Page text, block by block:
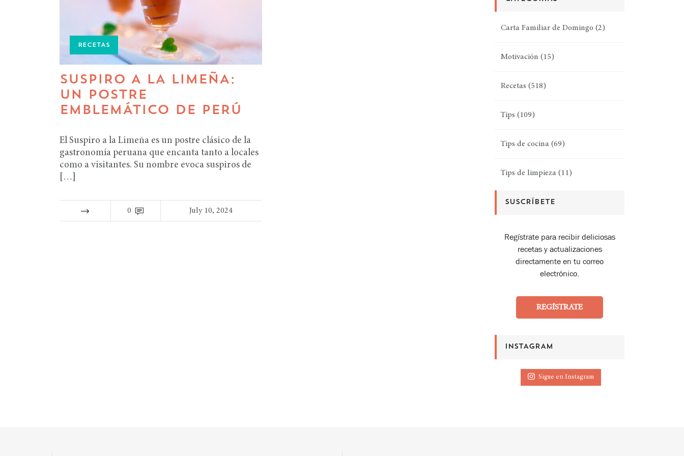
RECETAS
SUSPIRO A LA LIMEÑA:
UN POSTRE
EMBLEMÁTICO DE PERÚ
El Suspiro a la Limeña es un postre clásico de la
gastronomía peruana que encanta tanto a locales
como a visitantes. Su nombre evoca suspiros de
[…]
0 July 10, 2024
Carta Familiar de Domingo (2)
Motivación (15)
Recetas (518)
Tips (109)
Tips de cocina (69)
Tips de limpieza (11)
SUSCRÍBETE
Regístrate para recibir deliciosas
recetas y actualizaciones
directamente en tu correo
electrónico.
REGÍSTRATE
INSTAGRAM
Sigue en Instagram